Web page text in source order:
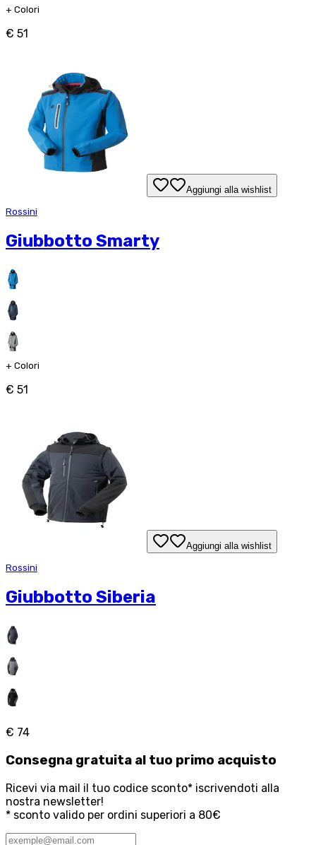
+ Colori
€ 51
Aggiungi alla wishlist
Rossini
Giubbotto Smarty
+ Colori
€ 51
Aggiungi alla wishlist
Rossini
Giubbotto Siberia
€ 74
Consegna gratuita al tuo primo acquisto
Ricevi via mail il tuo codice sconto* iscrivendoti alla
nostra newsletter!
* sconto valido per ordini superiori a 80€